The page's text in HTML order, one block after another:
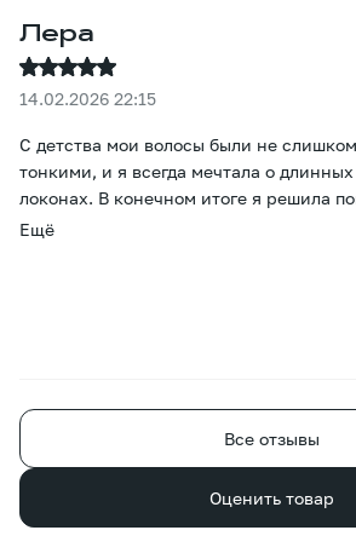
Лера
14.02.2026 22:15
С детства мои волосы были не
тонкими, и я всегда мечтала о
локонах. В конечном итоге я решила
наращивание. Больше всего меня
Ещё
Все отзывы
Оценить товар